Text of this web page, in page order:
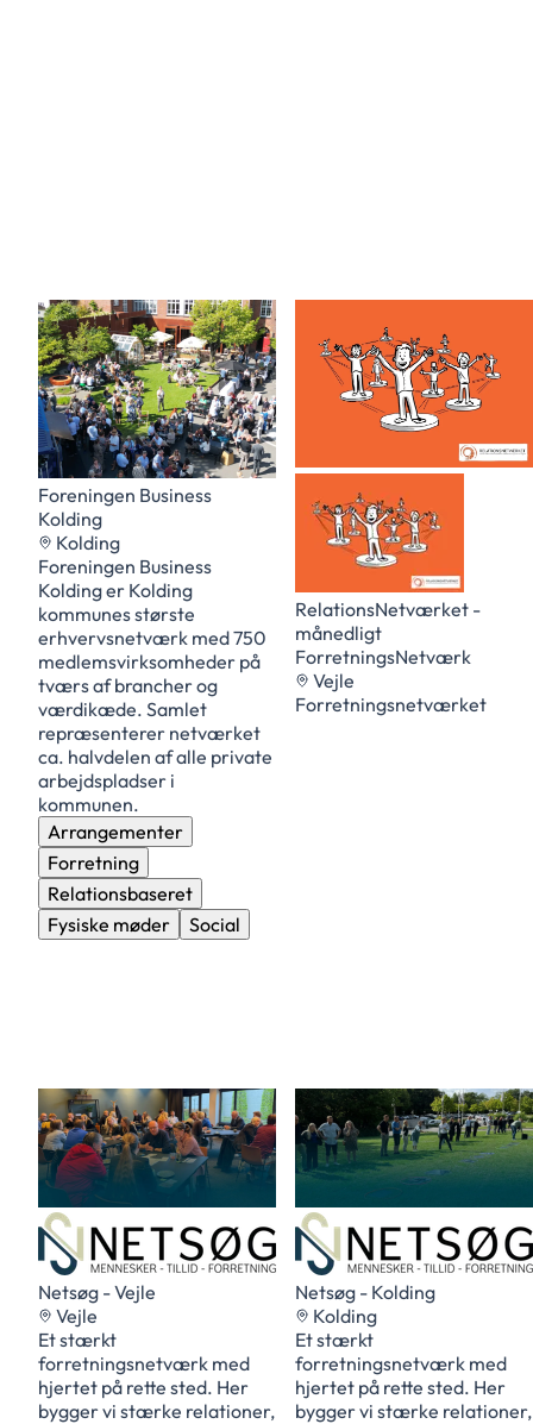
Foreningen Business
Kolding
Kolding
Foreningen Business
Kolding er Kolding
kommunes største
erhvervsnetværk med 750
medlemsvirksomheder på
tværs af brancher og
værdikæde. Samlet
repræsenterer netværket
ca. halvdelen af alle private
arbejdspladser i
kommunen.
Arrangementer
Forretning
Relationsbaseret
Fysiske møder
Social
RelationsNetværket -
månedligt
ForretningsNetværk
Vejle
Forretningsnetværket
Netsøg - Vejle
Vejle
Et stærkt
forretningsnetværk med
hjertet på rette sted. Her
bygger vi stærke relationer,
Netsøg - Kolding
Kolding
Et stærkt
forretningsnetværk med
hjertet på rette sted. Her
bygger vi stærke relationer,